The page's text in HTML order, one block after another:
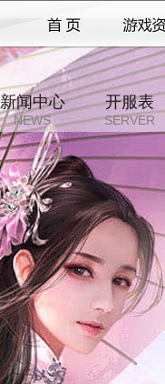
新闻中心
NEWS
开服表
SERVER